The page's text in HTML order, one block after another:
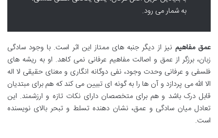
به شمار می رود.
عمق مفاهیم نیز از دیگر جنبه های ممتاز این اثر است. با وجود سادگی
زبان، برزگر از عمق و اصالت مفاهیم عرفانی نمی کاهد. او به ریشه های
فلسفی و عرفانی وحدت وجود، نفی دوگانه انگاری و معنای حقیقی لا اله
الا الله می پردازد و آن ها را به گونه ای تبیین می کند که هم برای مبتدیان
قابل درک باشد و هم برای متخصصان دارای نکات تازه و ارزشمند. این
تعادل میان سادگی و عمق، نشان دهنده تسلط و تبحر بالای نویسنده
است.